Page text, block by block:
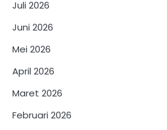
Juli 2026
Juni 2026
Mei 2026
April 2026
Maret 2026
Februari 2026